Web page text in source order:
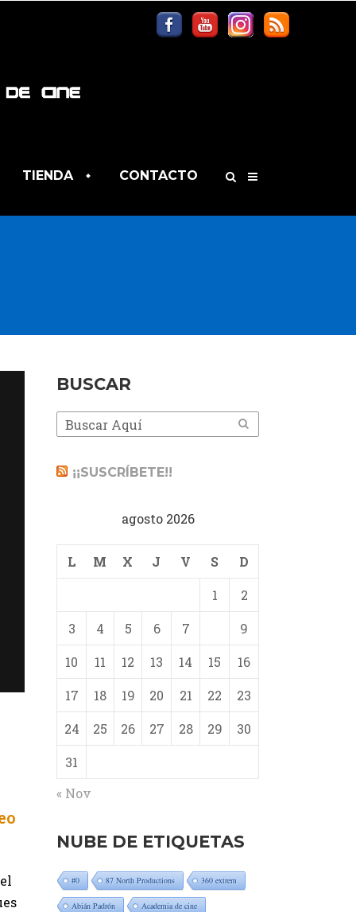
TIENDA CONTACTO
BUSCAR
¡¡SUSCRÍBETE!!
agosto 2026
L M X J V S
D
1
2
3
4 5 6 7
9
10
11 12 13 14 15
16
17
18 19 20 21 22
23
24
25 26 27 28 29
30
31
« Nov
NUBE DE ETIQUETAS
#0 87 North Productions 360 extrem
Abián Padrón Academia de cine